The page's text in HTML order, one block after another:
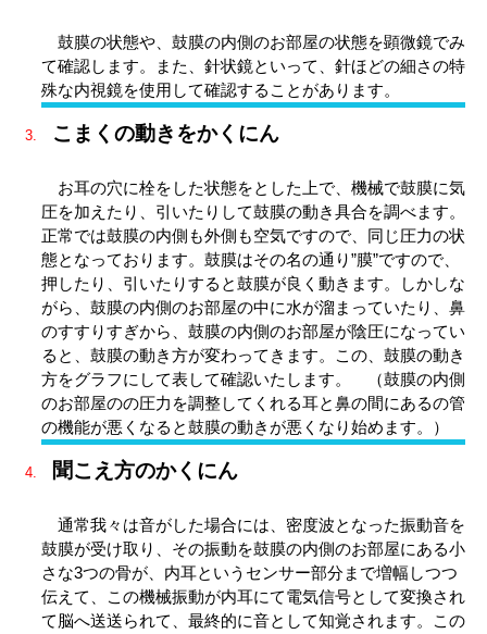
鼓膜の状態や、鼓膜の内側のお部屋の状態を顕微鏡でみ
て確認します。また、針状鏡といって、針ほどの細さの特
殊な内視鏡を使用して確認することがあります。
こまくの動きをかくにん
お耳の穴に栓をした状態をとした上で、機械で鼓膜に気
圧を加えたり、引いたりして鼓膜の動き具合を調べます。
正常では鼓膜の内側も外側も空気ですので、同じ圧力の状
態となっております。鼓膜はその名の通り”膜”ですので、
押したり、引いたりすると鼓膜が良く動きます。しかしな
がら、鼓膜の内側のお部屋の中に水が溜まっていたり、鼻
のすすりすぎから、鼓膜の内側のお部屋が陰圧になってい
ると、鼓膜の動き方が変わってきます。この、鼓膜の動き
方をグラフにして表して確認いたします。 （鼓膜の内側
のお部屋のの圧力を調整してくれる耳と鼻の間にあるの管
の機能が悪くなると鼓膜の動きが悪くなり始めます。）
聞こえ方のかくにん
通常我々は音がした場合には、密度波となった振動音を
鼓膜が受け取り、その振動を鼓膜の内側のお部屋にある小
さな3つの骨が、内耳というセンサー部分まで増幅しつつ
伝えて、この機械振動が内耳にて電気信号として変換され
て脳へ送送られて、最終的に音として知覚されます。この